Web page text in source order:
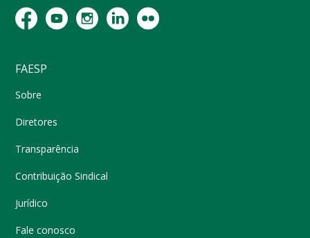
FAESP
Sobre
Diretores
Transparência
Contribuição Sindical
Jurídico
Fale conosco